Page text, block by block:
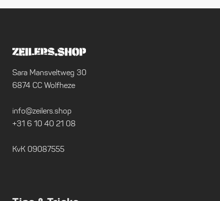
Sara Mansveltweg 30
6874 CC Wolfheze
info@zeilers.shop
+31 6 10 40 21 08
KvK 09087555